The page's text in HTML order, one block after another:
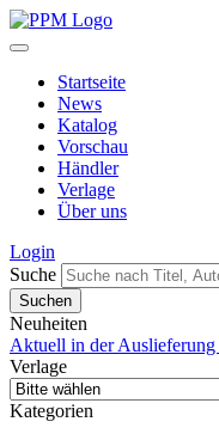
Startseite
News
Katalog
Vorschau
Händler
Verlage
Über uns
Login
Suche
Neuheiten
Aktuell in der Auslieferung
Verlage
Kategorien